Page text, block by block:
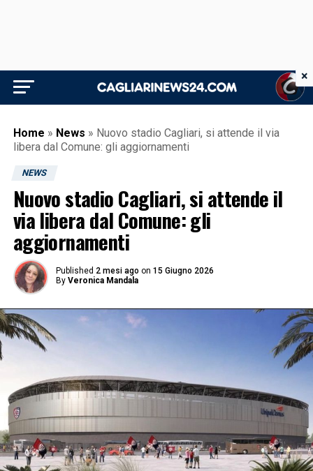
Home » News » Nuovo stadio Cagliari, si attende il via
libera dal Comune: gli aggiornamenti
NEWS
Nuovo stadio Cagliari, si attende il
via libera dal Comune: gli
aggiornamenti
Published 2 mesi ago on 15 Giugno 2026
By Veronica Mandala
×